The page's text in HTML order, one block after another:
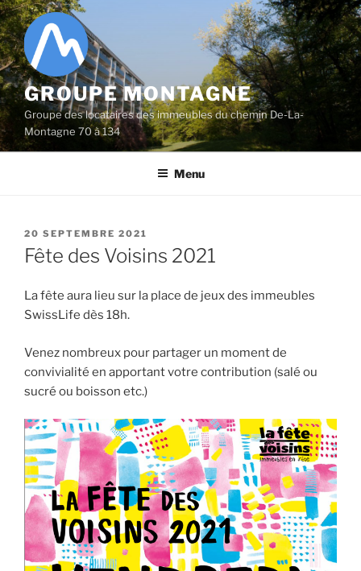
Aller
au
contenu
principal
GROUPE MONTAGNE
Groupe des locataires des immeubles du chemin De-La-
Montagne 70 à 134
Menu
PUBLIÉ
LE
20 SEPTEMBRE 2021
Fête des Voisins 2021
La fête aura lieu sur la place de jeux des immeubles
SwissLife dès 18h.
Venez nombreux pour partager un moment de
convivialité en apportant votre contribution (salé ou
sucré ou boisson etc.)